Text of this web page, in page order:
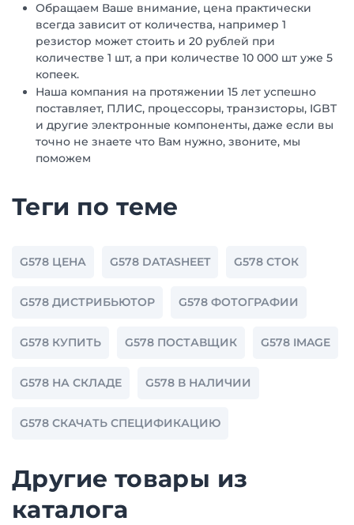
Обращаем Ваше внимание, цена практически
всегда зависит от количества, например 1
резистор может стоить и 20 рублей при
количестве 1 шт, а при количестве 10 000 шт уже 5
копеек.
Наша компания на протяжении 15 лет успешно
поставляет, ПЛИС, процессоры, транзисторы, IGBT
и другие электронные компоненты, даже если вы
точно не знаете что Вам нужно, звоните, мы
поможем
Теги по теме
G578 ЦЕНА G578 DATASHEET G578 СТОК
G578 ДИСТРИБЬЮТОР G578 ФОТОГРАФИИ
G578 КУПИТЬ G578 ПОСТАВЩИК G578 IMAGE
G578 НА СКЛАДЕ G578 В НАЛИЧИИ
G578 СКАЧАТЬ СПЕЦИФИКАЦИЮ
Другие товары из
каталога